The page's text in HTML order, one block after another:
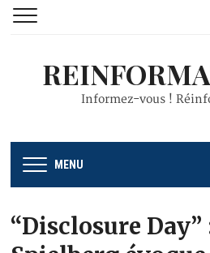
Informez-vous !
MENU
“Disclosure Day”